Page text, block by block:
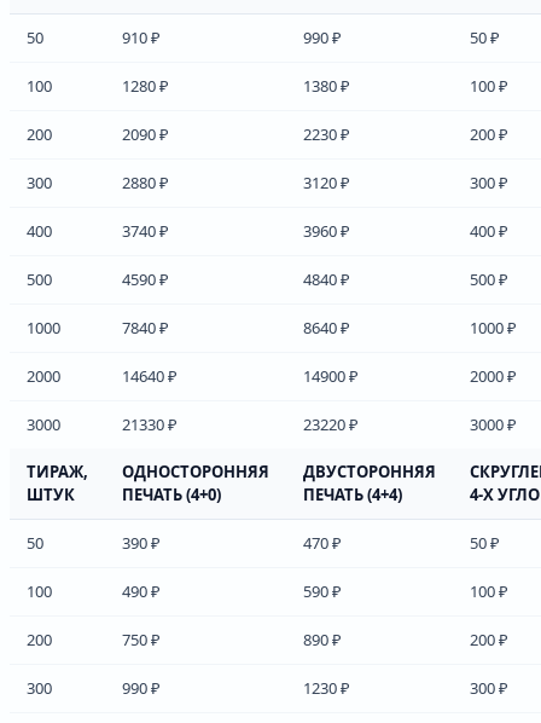
50 910 ₽ 990 ₽ 50 ₽
100 1280 ₽ 1380 ₽ 100 ₽
200 2090 ₽ 2230 ₽ 200 ₽
300 2880 ₽ 3120 ₽ 300 ₽
400 3740 ₽ 3960 ₽ 400 ₽
500 4590 ₽ 4840 ₽ 500 ₽
1000 7840 ₽ 8640 ₽ 1000 ₽
2000 14640 ₽ 14900 ₽ 2000 ₽
3000 21330 ₽ 23220 ₽ 3000 ₽
ТИРАЖ,
ШТУК
ОДНОСТОРОННЯЯ
ПЕЧАТЬ (4+0)
ДВУСТОРОННЯЯ
ПЕЧАТЬ (4+4)
4-Х
50 390 ₽ 470 ₽ 50 ₽
100 490 ₽ 590 ₽ 100 ₽
200 750 ₽ 890 ₽ 200 ₽
300 990 ₽ 1230 ₽ 300 ₽